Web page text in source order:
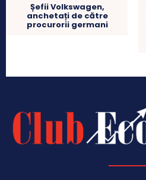
Șefii Volkswagen,
anchetați de către
procurorii germani